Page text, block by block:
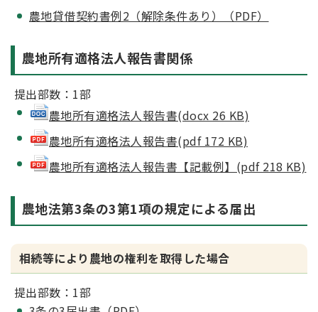
農地貸借契約書例2（解除条件あり）（PDF）
農地所有適格法人報告書関係
提出部数：1部
農地所有適格法人報告書(docx 26 KB)
農地所有適格法人報告書(pdf 172 KB)
農地所有適格法人報告書【記載例】(pdf 218 KB)
農地法第3条の3第1項の規定による届出
相続等により農地の権利を取得した場合
提出部数：1部